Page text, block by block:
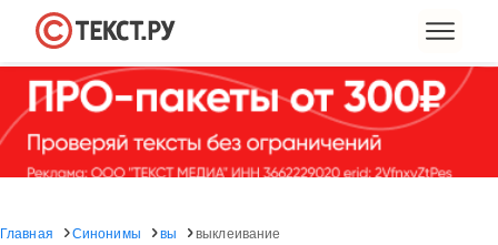
Главная Синонимы вы выклеивание